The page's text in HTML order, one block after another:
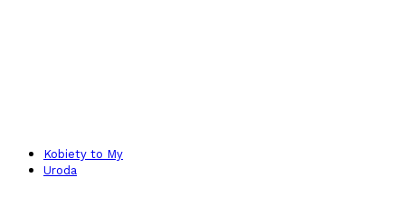
Kobiety to My
Uroda